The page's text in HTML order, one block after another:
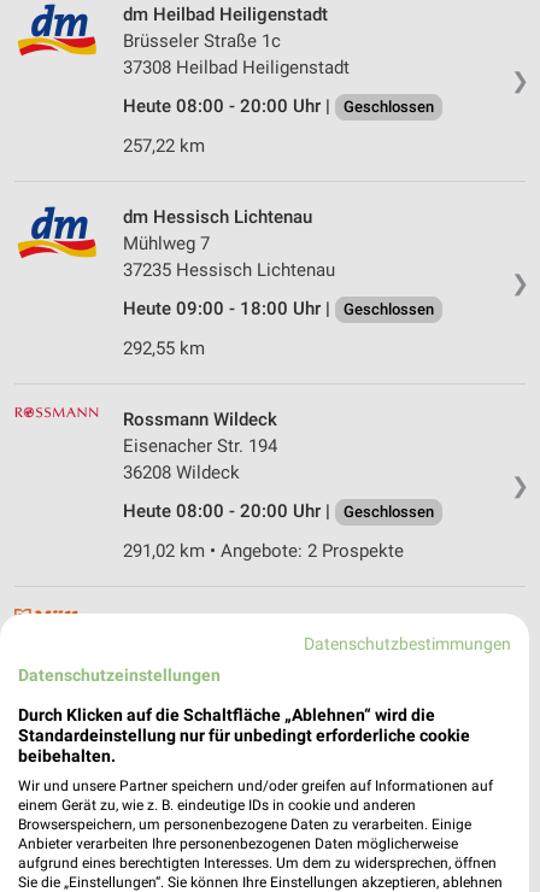
❯
dm Heilbad Heiligenstadt
Brüsseler Straße 1c
37308 Heilbad Heiligenstadt
Heute 08:00 - 20:00 Uhr |
Geschlossen
257,22 km
❯
dm Hessisch Lichtenau
Mühlweg 7
37235 Hessisch Lichtenau
Heute 09:00 - 18:00 Uhr |
Geschlossen
292,55 km
❯
Rossmann Wildeck
Eisenacher Str. 194
36208 Wildeck
Heute 08:00 - 20:00 Uhr |
Geschlossen
291,02 km • Angebote: 2 Prospekte
99974 Mühlhausen
Heute 08:30 - 15:00 Uhr | Geschlossen
Rossmann Mühlhausen
An der Burg 25
99974 Mühlhausen
Datenschutzbestimmungen
Datenschutzeinstellungen
Durch Klicken auf die Schaltfläche „Ablehnen“ wird die
Standardeinstellung nur für unbedingt erforderliche cookie
beibehalten.
Wir und unsere Partner speichern und/oder greifen auf Informationen auf
einem Gerät zu, wie z. B. eindeutige IDs in cookie und anderen
Browserspeichern, um personenbezogene Daten zu verarbeiten. Einige
Anbieter verarbeiten Ihre personenbezogenen Daten möglicherweise
aufgrund eines berechtigten Interesses. Um dem zu widersprechen, öffnen
Sie die „Einstellungen“. Sie können Ihre Einstellungen akzeptieren, ablehnen